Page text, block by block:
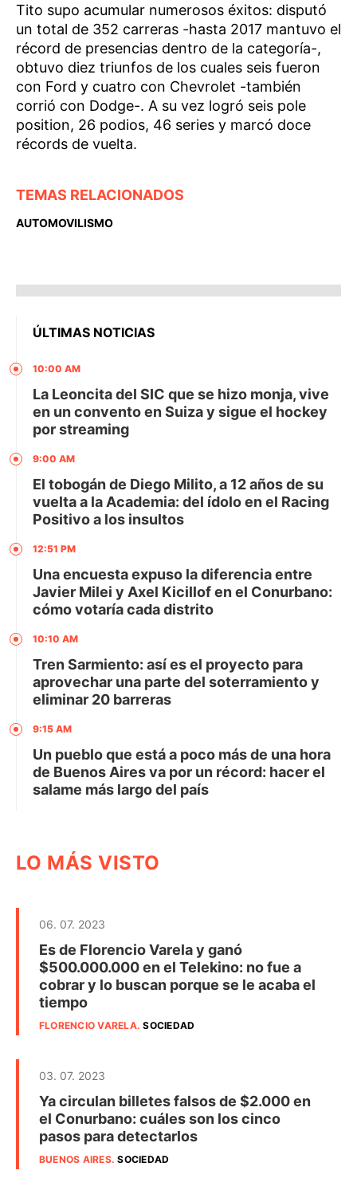
Tito supo acumular numerosos éxitos: disputó
un total de 352 carreras -hasta 2017 mantuvo el
récord de presencias dentro de la categoría-,
obtuvo diez triunfos de los cuales seis fueron
con Ford y cuatro con Chevrolet -también
corrió con Dodge-. A su vez logró seis pole
position, 26 podios, 46 series y marcó doce
récords de vuelta.
TEMAS RELACIONADOS
AUTOMOVILISMO
ÚLTIMAS NOTICIAS
10:00 AM
La Leoncita del SIC que se hizo monja, vive
en un convento en Suiza y sigue el hockey
por streaming
9:00 AM
El tobogán de Diego Milito, a 12 años de su
vuelta a la Academia: del ídolo en el Racing
Positivo a los insultos
12:51 PM
Una encuesta expuso la diferencia entre
Javier Milei y Axel Kicillof en el Conurbano:
cómo votaría cada distrito
10:10 AM
Tren Sarmiento: así es el proyecto para
aprovechar una parte del soterramiento y
eliminar 20 barreras
9:15 AM
Un pueblo que está a poco más de una hora
de Buenos Aires va por un récord: hacer el
salame más largo del país
LO MÁS VISTO
06. 07. 2023
Es de Florencio Varela y ganó
$500.000.000 en el Telekino: no fue a
cobrar y lo buscan porque se le acaba el
tiempo
FLORENCIO VARELA.SOCIEDAD
03. 07. 2023
Ya circulan billetes falsos de $2.000 en
el Conurbano: cuáles son los cinco
pasos para detectarlos
BUENOS AIRES.SOCIEDAD